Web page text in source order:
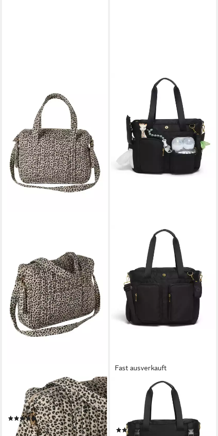
VERTBAUDET
Wickeltasche aus Baumwoll-
Musselin JOIOSA
(1)
59,99 €
Fast ausverkauft
HUGGIES BABYWEAR
Wickeltasche, inklusive
Wickelunterlage, ohne
abgebildete Accessories